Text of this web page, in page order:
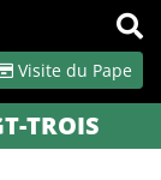
Visite du Pape
OK
TROIS